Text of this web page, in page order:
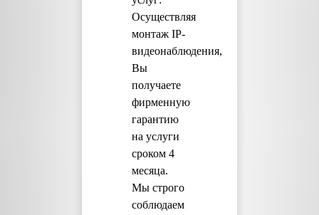
Осуществляя
монтаж IP-
видеонаблюдения,
Вы
получаете
фирменную
гарантию
на услуги
сроком 4
месяца.
Мы строго
соблюдаем